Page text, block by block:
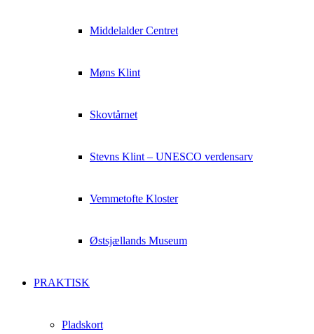
Middelalder Centret
Møns Klint
Skovtårnet
Stevns Klint – UNESCO verdensarv
Vemmetofte Kloster
Østsjællands Museum
PRAKTISK
Pladskort